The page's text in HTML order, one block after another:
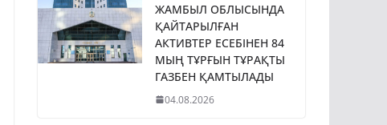
ЖАМБЫЛ ОБЛЫСЫНДА
ҚАЙТАРЫЛҒАН
АКТИВТЕР ЕСЕБІНЕН 84
МЫҢ ТҰРҒЫН ТҰРАҚТЫ
ГАЗБЕН ҚАМТЫЛАДЫ
04.08.2026